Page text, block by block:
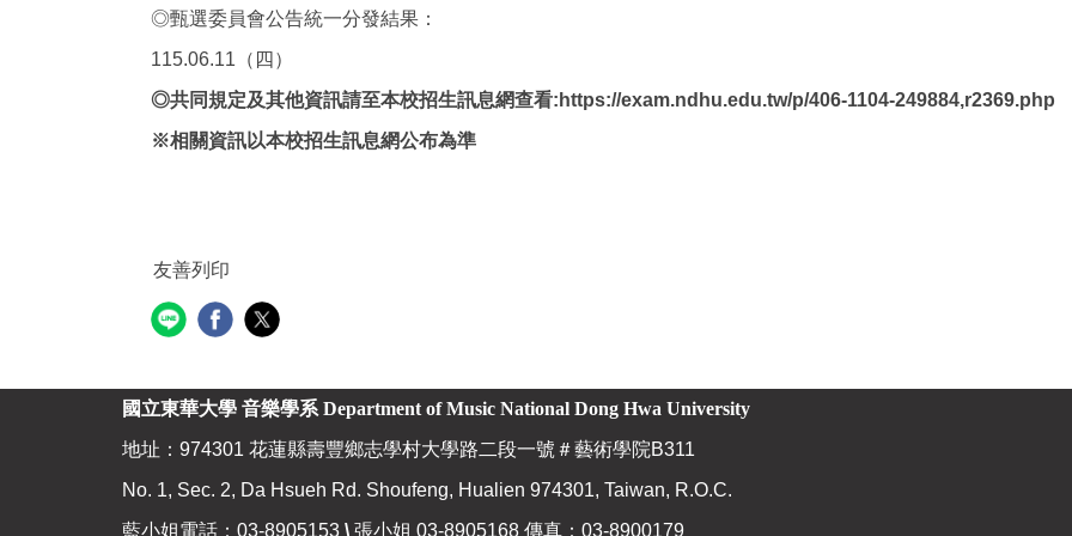
◎甄選委員會公告統一分發結果：
115.06.11（四）
◎共同規定及其他資訊請至本校招生訊息網查看: https://exam.ndhu.edu.tw/p/406-1104-249884,r2369.php
※相關資訊以本校招生訊息網公布為準
友善列印
國立東華大學 音樂學系 Department of Music National Dong Hwa University
地址：974301 花蓮縣壽豐鄉志學村大學路二段一號＃藝術學院B311
No. 1, Sec. 2, Da Hsueh Rd. Shoufeng, Hualien 974301, Taiwan, R.O.C.
藍小姐電話：03-8905153 \ 張小姐 03-8905168 傳真：03-8900179